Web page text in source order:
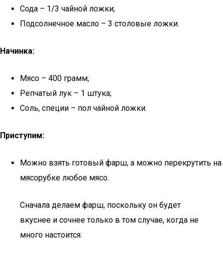
Сода – 1/3 чайной ложки;
Подсолнечное масло – 3 столовые ложки.
Начинка:
Мясо – 400 грамм;
Репчатый лук – 1 штука;
Соль, специи – пол чайной ложки.
Приступим:
Можно взять готовый фарш, а можно перекрутить на
мясорубке любое мясо.
Сначала делаем фарш, поскольку он будет
вкуснее и сочнее только в том случае, когда не
много настоится.